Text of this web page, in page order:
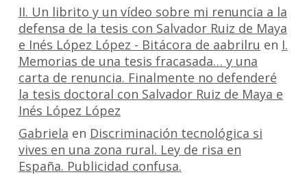
II. Un librito y un vídeo sobre mi renuncia a la
defensa de la tesis con Salvador Ruiz de Maya
e Inés López López - Bitácora de aabrilru en I.
Memorias de una tesis fracasada… y una
carta de renuncia. Finalmente no defenderé
la tesis doctoral con Salvador Ruiz de Maya e
Inés López López
Gabriela en Discriminación tecnológica si
vives en una zona rural. Ley de risa en
España. Publicidad confusa.